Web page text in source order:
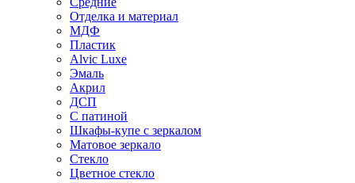
Отделка и материал
МДФ
Пластик
Alvic Luxe
Эмаль
Акрил
ДСП
С патиной
Шкафы-купе с зеркалом
Матовое зеркало
Стекло
Цветное стекло